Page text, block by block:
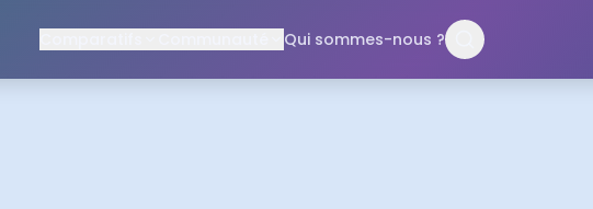
Qui sommes-nous ?